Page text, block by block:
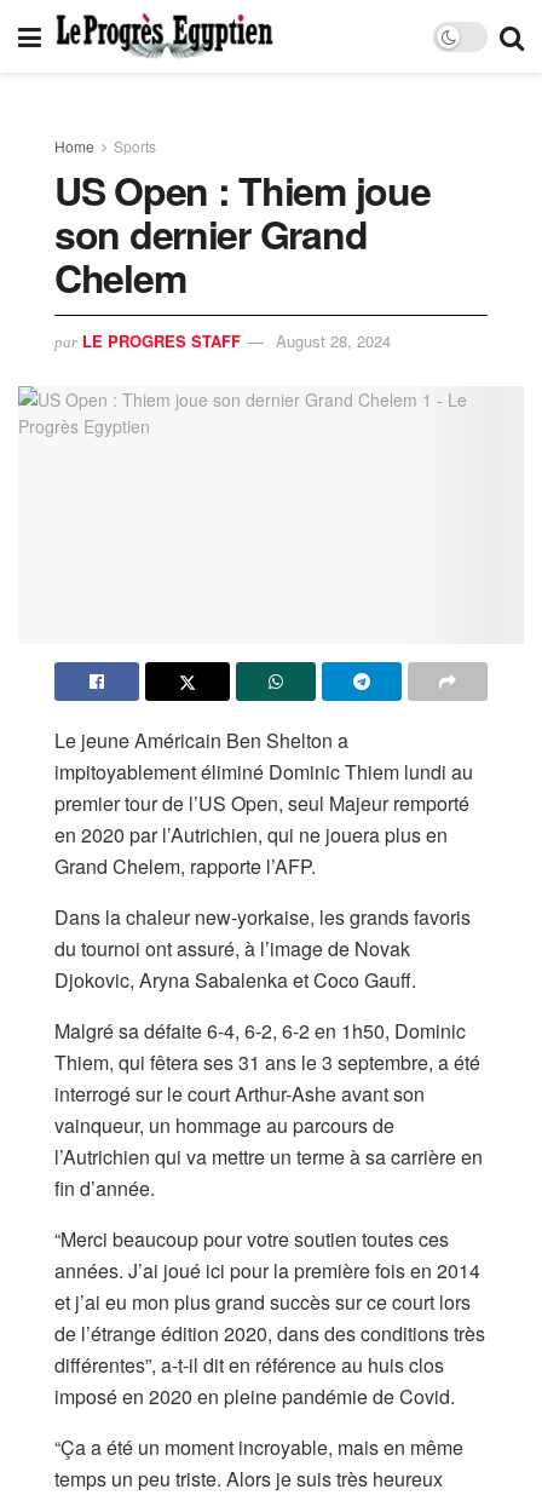
Home Sports
US Open : Thiem joue
son dernier Grand
Chelem
par LE PROGRES STAFF August 28, 2024
Le jeune Américain Ben Shelton a
impitoyablement éliminé Dominic Thiem lundi au
premier tour de l’US Open, seul Majeur remporté
en 2020 par l’Autrichien, qui ne jouera plus en
Grand Chelem, rapporte l’AFP.
Dans la chaleur new-yorkaise, les grands favoris
du tournoi ont assuré, à l’image de Novak
Djokovic, Aryna Sabalenka et Coco Gauff.
Malgré sa défaite 6-4, 6-2, 6-2 en 1h50, Dominic
Thiem, qui fêtera ses 31 ans le 3 septembre, a été
interrogé sur le court Arthur-Ashe avant son
vainqueur, un hommage au parcours de
l’Autrichien qui va mettre un terme à sa carrière en
fin d’année.
“Merci beaucoup pour votre soutien toutes ces
années. J’ai joué ici pour la première fois en 2014
et j’ai eu mon plus grand succès sur ce court lors
de l’étrange édition 2020, dans des conditions très
différentes”, a-t-il dit en référence au huis clos
imposé en 2020 en pleine pandémie de Covid.
“Ça a été un moment incroyable, mais en même
temps un peu triste. Alors je suis très heureux